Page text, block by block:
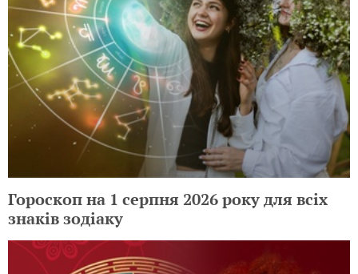
Гороскоп на 1 серпня 2026 року для всіх
знаків зодіаку